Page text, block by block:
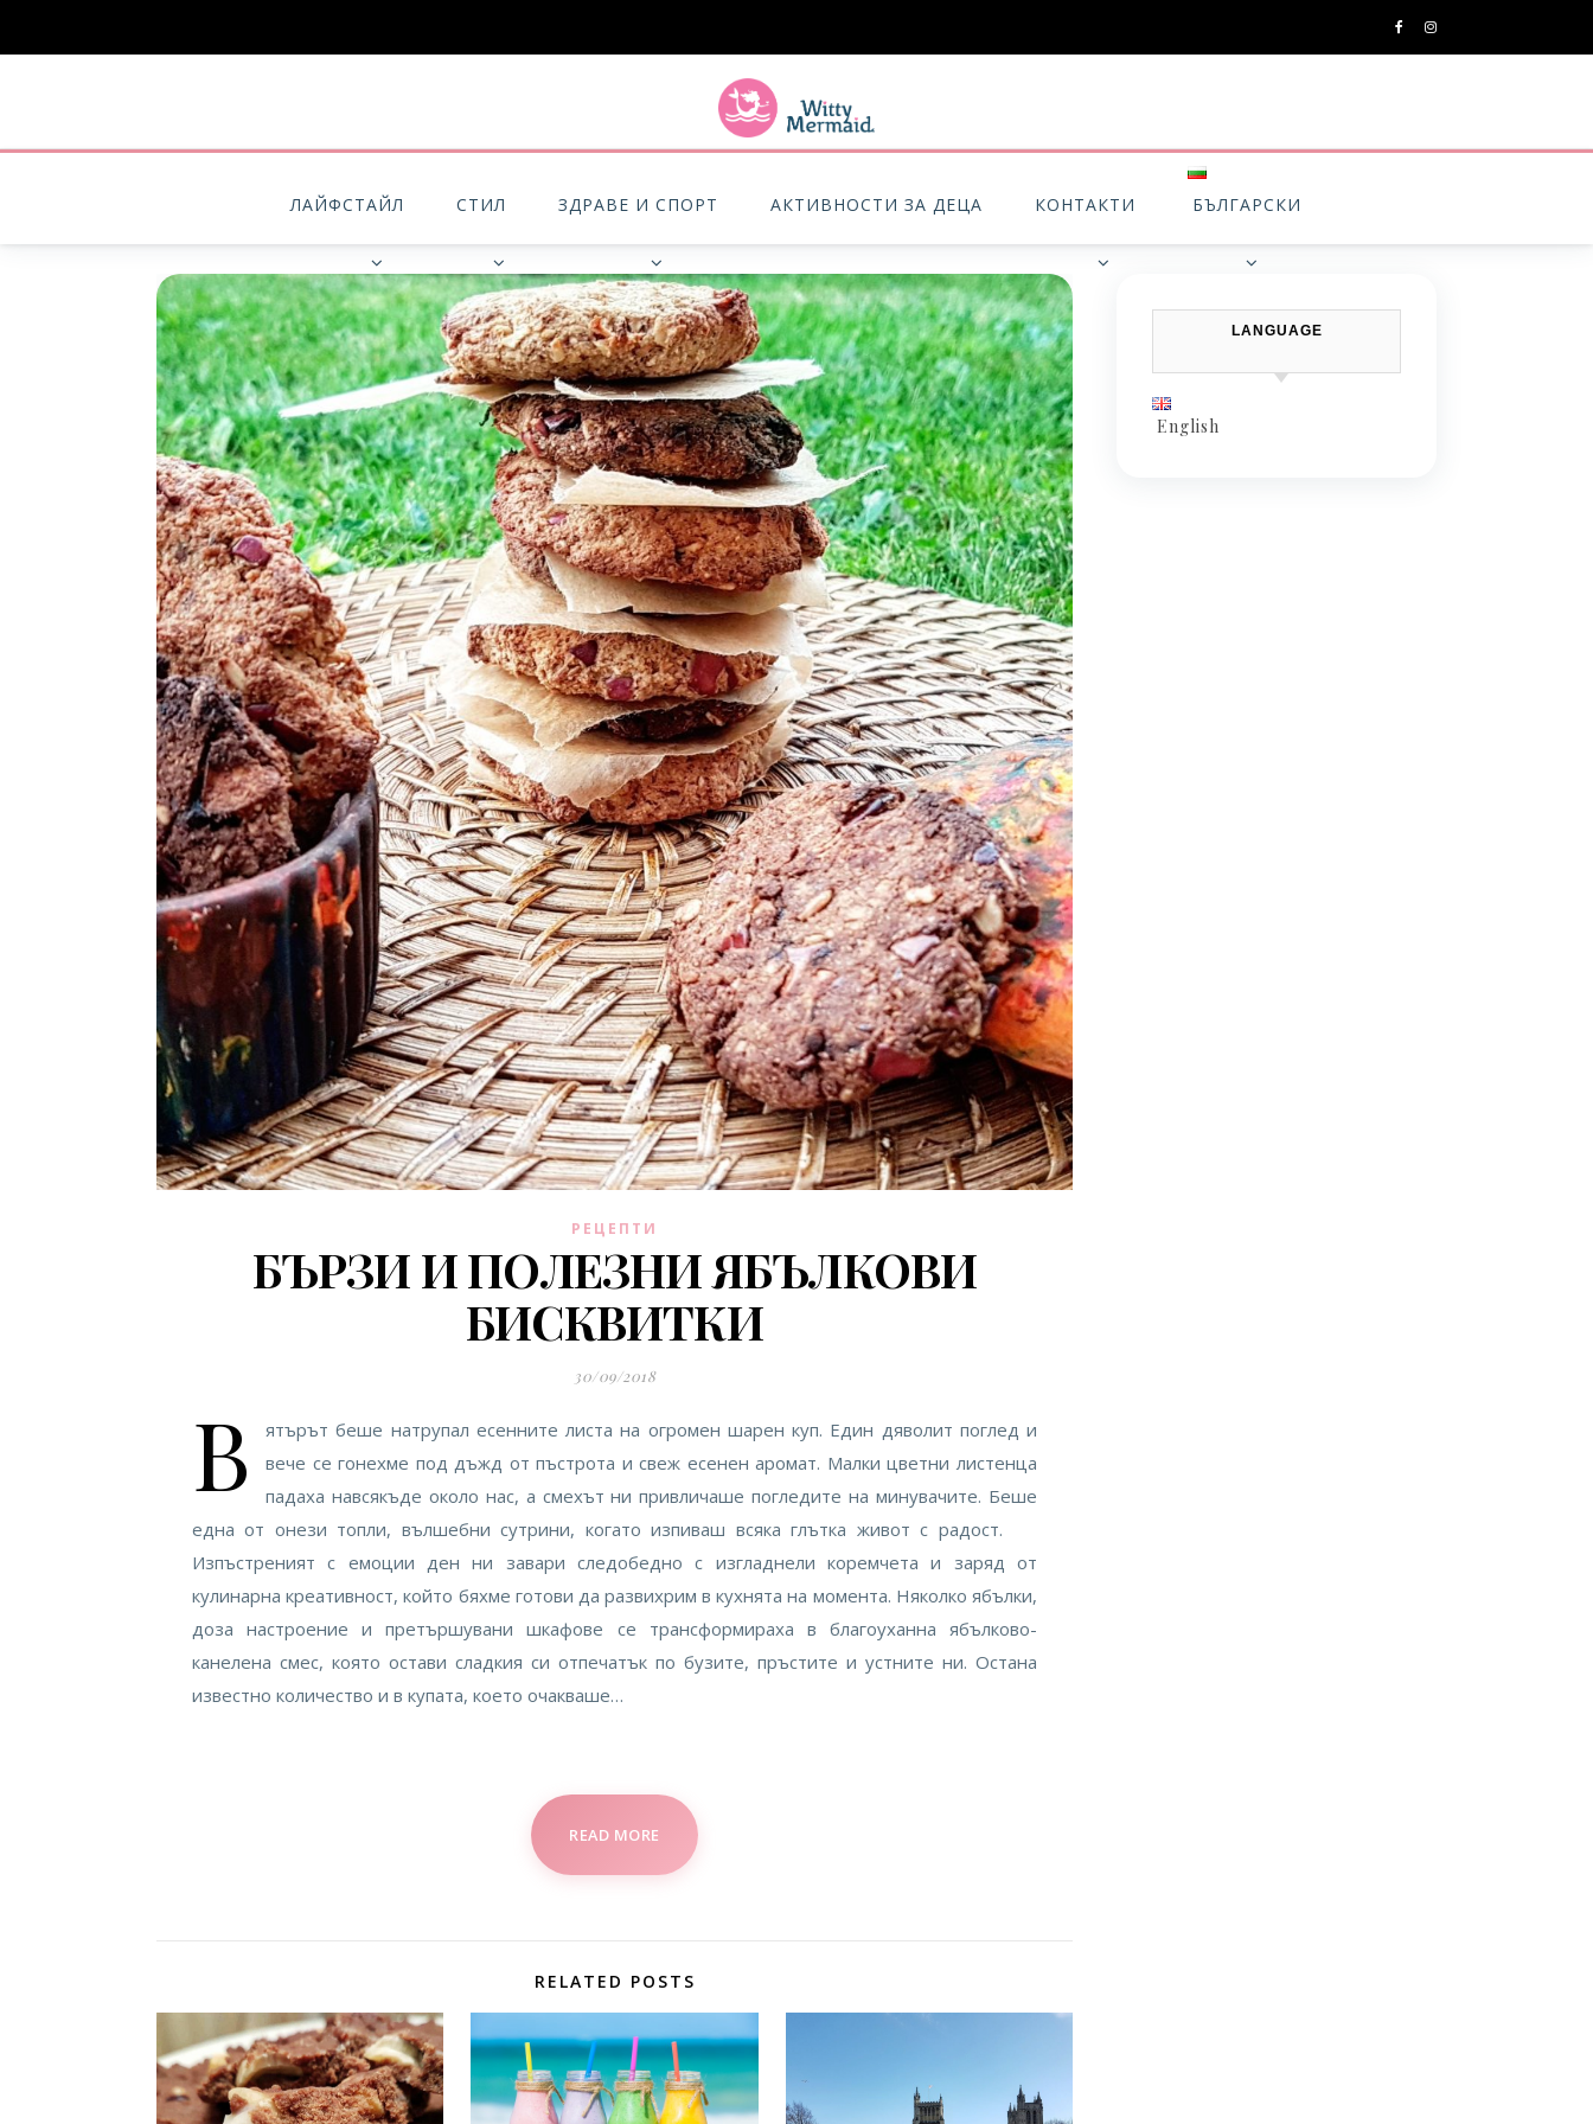
ЛАЙФСТАЙЛ СТИЛ ЗДРАВЕ И СПОРТ АКТИВНОСТИ ЗА ДЕЦА КОНТАКТИ БЪЛГАРСКИ
РЕЦЕПТИ
БЪРЗИ И ПОЛЕЗНИ ЯБЪЛКОВИ
БИСКВИТКИ
30/09/2018
В
ятърът беше натрупал есенните листа на огромен шарен куп. Един дяволит поглед и
вече се гонехме под дъжд от пъстрота и свеж есенен аромат. Малки цветни листенца
падаха навсякъде около нас, а смехът ни привличаше погледите на минувачите. Беше
една от онези топли, вълшебни сутрини, когато изпиваш всяка глътка живот с радост.
Изпъстреният с емоции ден ни завари следобедно с изгладнели коремчета и заряд от
кулинарна креативност, който бяхме готови да развихрим в кухнята на момента. Няколко ябълки,
доза настроение и претършувани шкафове се трансформираха в благоуханна ябълково-
канелена смес, която остави сладкия си отпечатък по бузите, пръстите и устните ни. Остана
известно количество и в купата, което очакваше…
READ MORE
RELATED POSTS
LANGUAGE
English